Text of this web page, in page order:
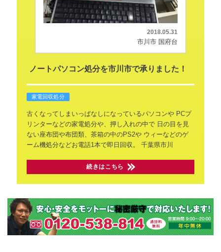
2018.05.31
市川市 国府台
ノートパソコン処分を市川市で承りました！
家電回収処分
古くなってしまいっぱなしになっているパソコンやPCプ
リンターなどの家電処分や、押し入れの中で日の目を見
ない座布団や布団類、茶箱の中のPS2やウィーなどのゲ
ーム機処分などお電話1本で即日回収。
千葉県市川
続きはこちら